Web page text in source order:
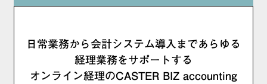
日常業務から会計システム導入まであらゆる
経理業務をサポートする
オンライン経理のCASTER BIZ accounting